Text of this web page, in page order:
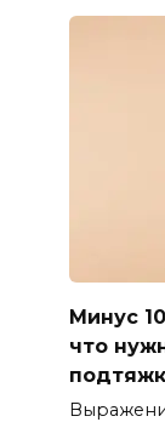
Минус
что